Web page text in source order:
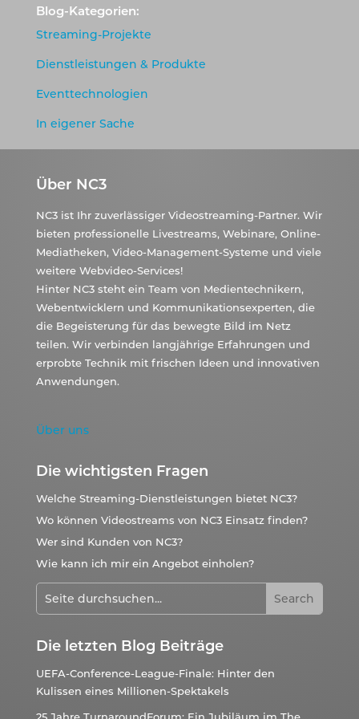
Blog-Kategorien:
Streaming-Projekte
Dienstleistungen & Produkte
Eventtechnologien
In eigener Sache
Über NC3
NC3 ist Ihr zuverlässiger Videostreaming-Partner. Wir
bieten professionelle Livestreams, Webinare, Online-
Mediatheken, Video-Management-Systeme und viele
weitere Webvideo-Services!
Hinter NC3 steht ein Team von Medientechnikern,
Webentwicklern und Kommunikationsexperten, die
die Begeisterung für das bewegte Bild im Netz
teilen. Wir verbinden langjährige Erfahrungen und
erprobte Technik mit frischen Ideen und innovativen
Anwendungen.
Über uns
Die wichtigsten Fragen
Welche Streaming-Dienstleistungen bietet NC3?
Wo können Videostreams von NC3 Einsatz finden?
Wer sind Kunden von NC3?
Wie kann ich mir ein Angebot einholen?
Die letzten Blog Beiträge
UEFA-Conference-League-Finale: Hinter den
Kulissen eines Millionen-Spektakels